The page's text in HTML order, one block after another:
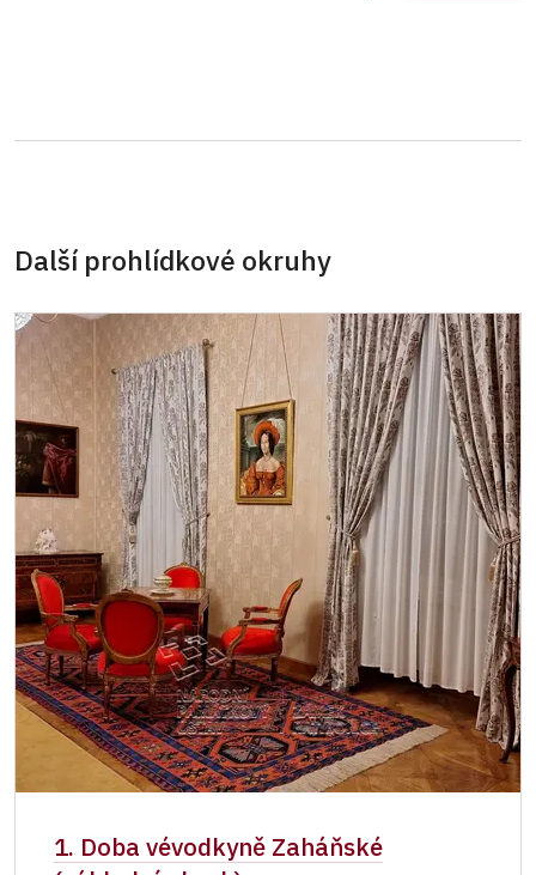
Držitel průkazu „Náš člověk“*
zdarma
Další prohlídkové okruhy
1. Doba vévodkyně Zaháňské